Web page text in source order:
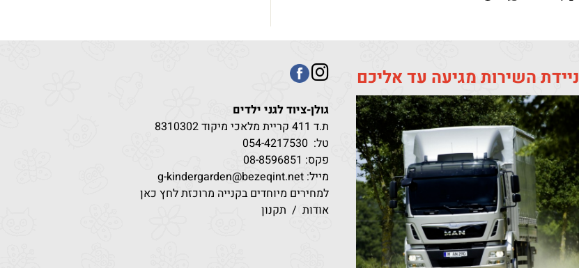
ניידת השירות מגיעה עד אליכם
גולן-ציוד לגני ילדים
ת.ד 411 קריית מלאכי מיקוד 8310302
טל:
054-4217530
פקס: 08-8596851
מייל: g-kindergarden@bezeqint.net
למחירים מיוחדים בקנייה מרוכזת לחץ כאן
אודות / תקנון